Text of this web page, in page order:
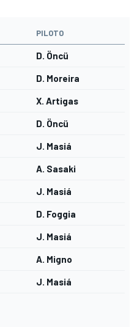
PILOTO
D. Öncü
D. Moreira
X. Artigas
D. Öncü
J. Masiá
A. Sasaki
J. Masiá
D. Foggia
J. Masiá
A. Migno
J. Masiá